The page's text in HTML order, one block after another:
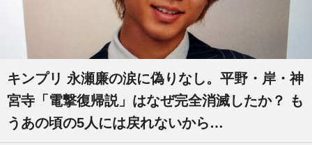
キンプリ 永瀬廉の涙に偽りなし。平野・岸・神
宮寺「電撃復帰説」はなぜ完全消滅したか？ も
うあの頃の5人には戻れないから…